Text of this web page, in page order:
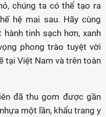
chúng ta có thể tạo ra
hệ mai sau. Hãy cùng
tinh sạch hơn, xanh
phong trào tuyệt vời
tại Việt Nam và trên toàn
đã thu gom được gần
một lần, khẩu trang y